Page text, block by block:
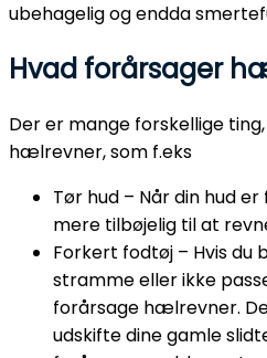
ubehagelig og endda
Hvad forårsager
Der er mange forskellige
hælrevner, som f.eks
Tør hud – Når din hud
mere tilbøjelig til at
Forkert fodtøj – Hvis du
stramme eller ikke
forårsage hælrevner.
udskifte dine gamle